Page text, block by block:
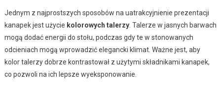
Jednym z najprostszych sposobów na uatrakcyjnienie prezentacji
kanapek jest użycie kolorowych talerzy. Talerze w jasnych barwach
mogą dodać energii do stołu, podczas gdy te w stonowanych
odcieniach mogą wprowadzić elegancki klimat. Ważne jest, aby
kolor talerzy dobrze kontrastował z użytymi składnikami kanapek,
co pozwoli na ich lepsze wyeksponowanie.